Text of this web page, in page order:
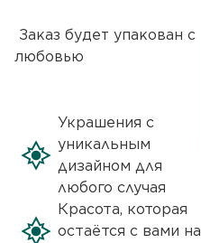
Заказ будет упакован с
любовью
Украшения с
уникальным
дизайном для
любого случая
Красота, которая
остаётся с вами на